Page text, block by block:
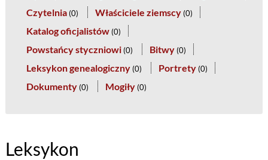
Czytelnia (0) Właściciele ziemscy (0)
Katalog oficjalistów (0)
Powstańcy styczniowi (0) Bitwy (0)
Leksykon genealogiczny (0) Portrety (0)
Dokumenty (0) Mogiły (0)
Leksykon